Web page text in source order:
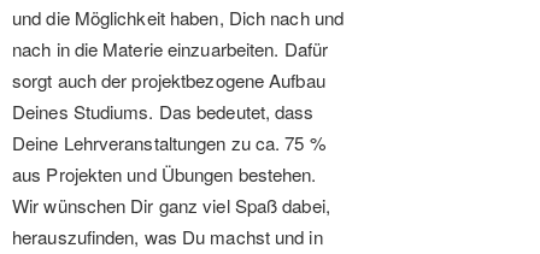
und die Möglichkeit haben, Dich nach und
nach in die Materie einzuarbeiten. Dafür
sorgt auch der projektbezogene Aufbau
Deines Studiums. Das bedeutet, dass
Deine Lehrveranstaltungen zu ca. 75 %
aus Projekten und Übungen bestehen.
Wir wünschen Dir ganz viel Spaß dabei,
herauszufinden, was Du machst und in